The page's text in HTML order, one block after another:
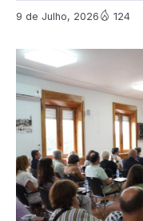
9 de Julho, 2026 124